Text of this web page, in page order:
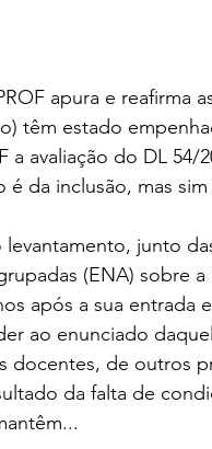
apura e reafirma
têm estado
a avaliação do DL
da inclusão, mas
levantamento, junto
(ENA) sobre
após a sua entrada
ao enunciado
de outros
da falta de